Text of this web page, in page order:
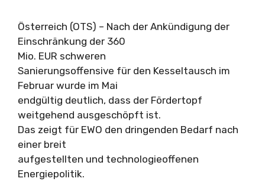
Österreich (OTS) – Nach der Ankündigung der
Einschränkung der 360
Mio. EUR schweren
Sanierungsoffensive für den Kesseltausch im
Februar wurde im Mai
endgültig deutlich, dass der Fördertopf
weitgehend ausgeschöpft ist.
Das zeigt für EWO den dringenden Bedarf nach
einer breit
aufgestellten und technologieoffenen
Energiepolitik.